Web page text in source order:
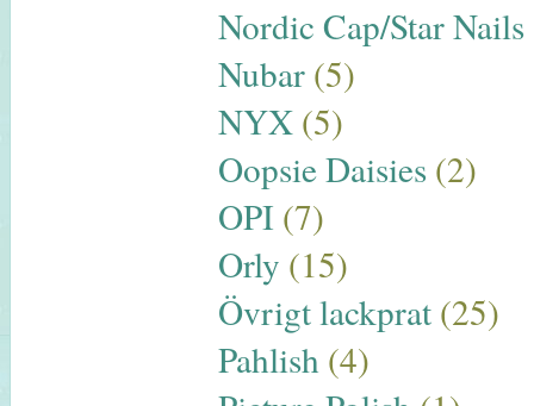
Nordic Cap/Star Nails
Nubar (5)
NYX (5)
Oopsie Daisies (2)
OPI (7)
Orly (15)
Övrigt lackprat (25)
Pahlish (4)